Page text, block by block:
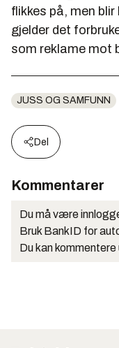
flikkes på, men
gjelder det
som reklame mot
JUSS OG SAMFUNN
Del
Kommentarer
Du må være
Bruk BankID for
Du kan kommentere